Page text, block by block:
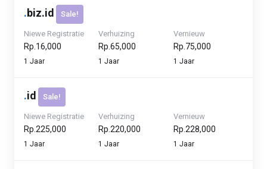
.biz.id Sale!
Niewe Registratie
Rp.16,000
1 Jaar
Verhuizing
Rp.65,000
1 Jaar
Vernieuw
Rp.75,000
1 Jaar
.id Sale!
Niewe Registratie
Rp.225,000
1 Jaar
Verhuizing
Rp.220,000
1 Jaar
Vernieuw
Rp.228,000
1 Jaar